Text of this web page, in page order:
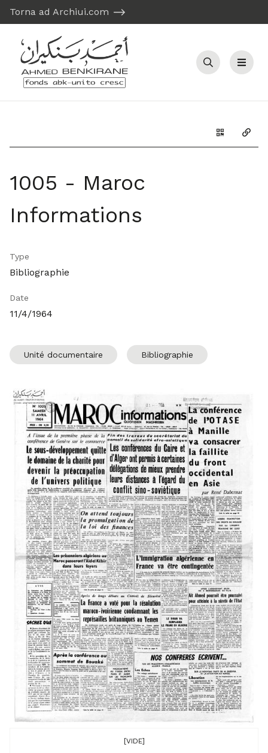
Torna ad Archiui.com
Recherche
Menu
Générer le
1005 - Maroc
Informations
Type
Bibliographie
Date
11/4/1964
Unité documentaire Bibliographie
[VIDE]